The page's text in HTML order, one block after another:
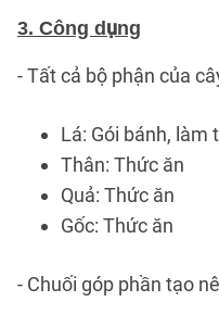
3. Công dụng
- Tất cả bộ phận của
Lá: Gói bánh,
Thân: Thức ăn
Quả: Thức ăn
Gốc: Thức ăn
- Chuối góp phần tạo